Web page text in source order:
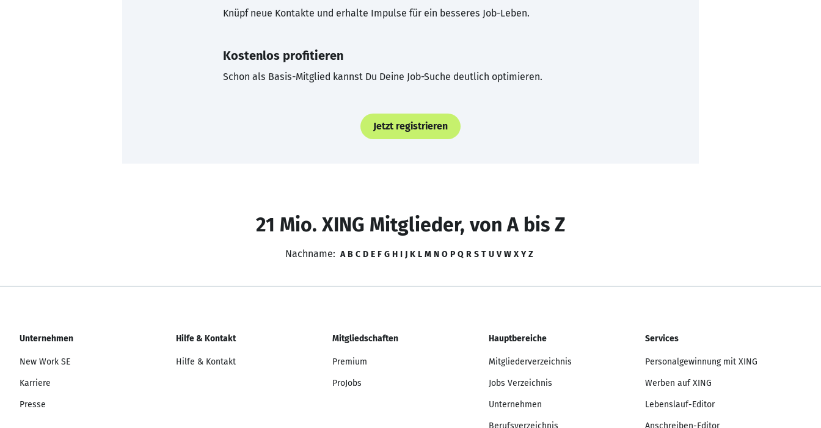
Knüpf neue Kontakte und erhalte Impulse für ein besseres Job-Leben.
Kostenlos profitieren
Schon als Basis-Mitglied kannst Du Deine Job-Suche deutlich optimieren.
Jetzt registrieren
21 Mio. XING Mitglieder, von A bis Z
Nachname: A B C D E F G H I J K L M N O P Q R S T U V W X Y Z
Unternehmen
New Work SE
Karriere
Presse
Hilfe & Kontakt
Hilfe & Kontakt
Mitgliedschaften
Premium
ProJobs
Hauptbereiche
Mitgliederverzeichnis
Jobs Verzeichnis
Unternehmen
Berufsverzeichnis
Services
Personalgewinnung mit XING
Werben auf XING
Lebenslauf-Editor
Anschreiben-Editor